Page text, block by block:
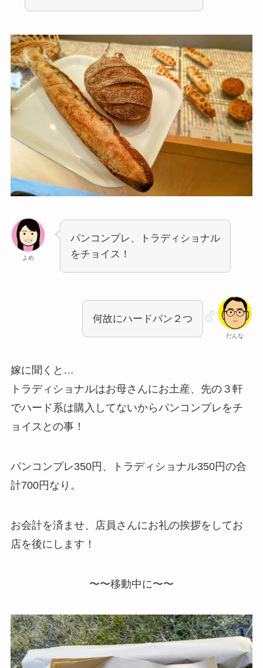
よめ
パンコンプレ、トラディショナル
をチョイス！
だんな
何故にハードパン２つ
嫁に聞くと…
トラディショナルはお母さんにお土産、先の３軒
でハード系は購入してないからパンコンプレをチ
ョイスとの事！
パンコンプレ350円、トラディショナル350円の合
計700円なり。
お会計を済ませ、店員さんにお礼の挨拶をしてお
店を後にします！
〜〜移動中に〜〜